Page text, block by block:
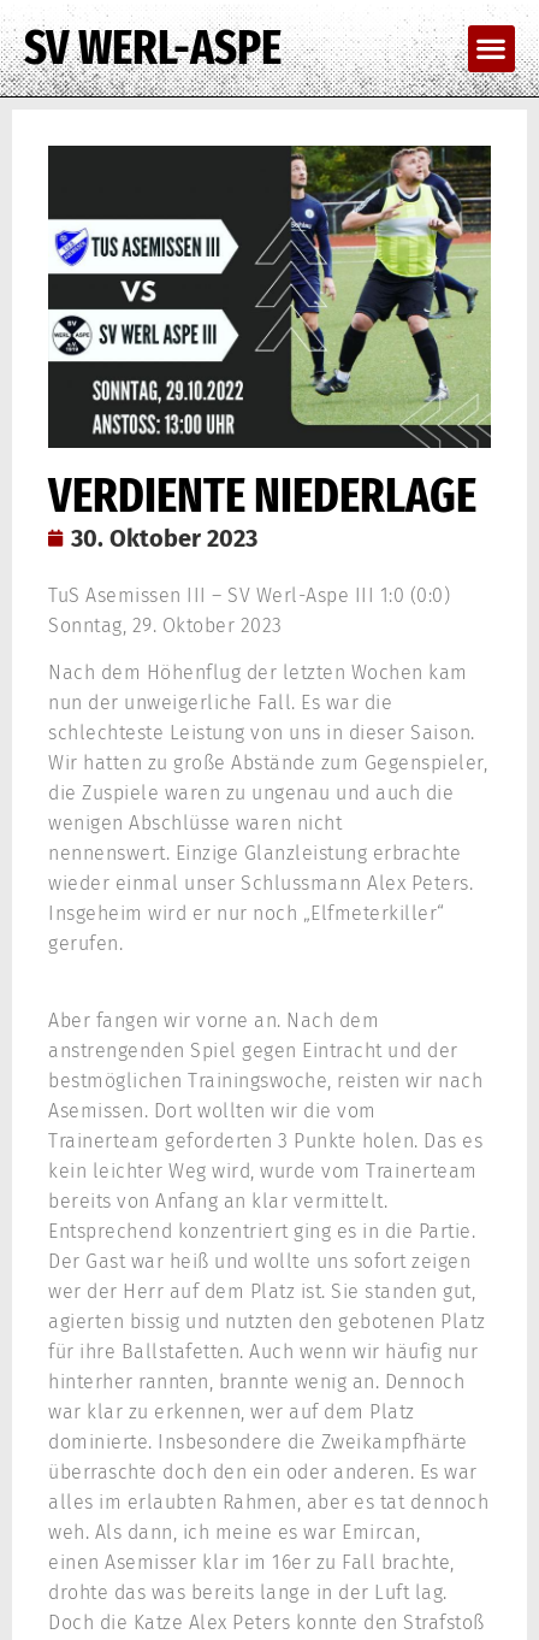
SV WERL-ASPE
VERDIENTE NIEDERLAGE
30. Oktober 2023
TuS Asemissen III – SV Werl-Aspe III 1:0 (0:0)
Sonntag, 29. Oktober 2023
Nach dem Höhenflug der letzten Wochen kam
nun der unweigerliche Fall. Es war die
schlechteste Leistung von uns in dieser Saison.
Wir hatten zu große Abstände zum Gegenspieler,
die Zuspiele waren zu ungenau und auch die
wenigen Abschlüsse waren nicht
nennenswert. Einzige Glanzleistung erbrachte
wieder einmal unser Schlussmann Alex Peters.
Insgeheim wird er nur noch „Elfmeterkiller“
gerufen.
Aber fangen wir vorne an. Nach dem
anstrengenden Spiel gegen Eintracht und der
bestmöglichen Trainingswoche, reisten wir nach
Asemissen. Dort wollten wir die vom
Trainerteam geforderten 3 Punkte holen. Das es
kein leichter Weg wird, wurde vom Trainerteam
bereits von Anfang an klar vermittelt.
Entsprechend konzentriert ging es in die Partie.
Der Gast war heiß und wollte uns sofort zeigen
wer der Herr auf dem Platz ist. Sie standen gut,
agierten bissig und nutzten den gebotenen Platz
für ihre Ballstafetten. Auch wenn wir häufig nur
hinterher rannten, brannte wenig an. Dennoch
war klar zu erkennen, wer auf dem Platz
dominierte. Insbesondere die Zweikampfhärte
überraschte doch den ein oder anderen. Es war
alles im erlaubten Rahmen, aber es tat dennoch
weh. Als dann, ich meine es war Emircan,
einen Asemisser klar im 16er zu Fall brachte,
drohte das was bereits lange in der Luft lag.
Doch die Katze Alex Peters konnte den Strafstoß